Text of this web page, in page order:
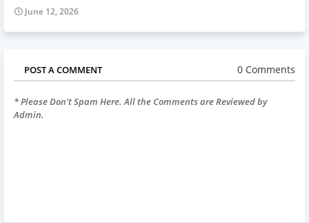
June 12, 2026
POST A COMMENT 0 Comments
* Please Don't Spam Here. All the Comments are Reviewed by
Admin.